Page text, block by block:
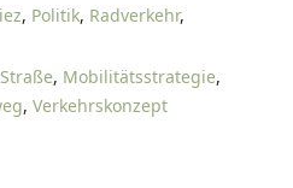
, Politik, Radverkehr,
, Mobilitätsstrategie,
, Verkehrskonzept